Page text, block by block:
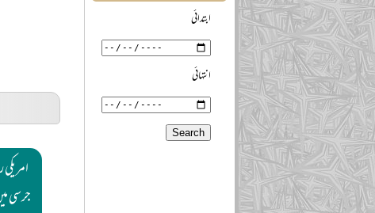
جرسی
ابتدائی
انتہائی